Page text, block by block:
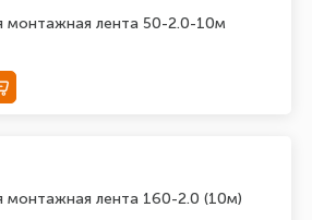
монтажная лента 50-2.0-10м
монтажная лента 160-2.0 (10м)